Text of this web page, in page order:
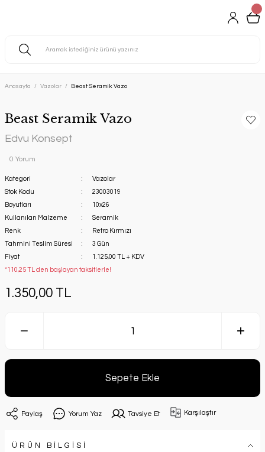
Anasayfa Vazolar Beast Seramik Vazo
Beast Seramik Vazo
Edvu Konsept
0 Yorum
Kategori
Vazolar
Stok Kodu
23003019
Boyutları
10x26
Kullanılan Malzeme
Seramik
Renk
Retro Kırmızı
Tahmini Teslim Süresi
3 Gün
Fiyat
1.125,00 TL + KDV
*110,25 TL den başlayan taksitlerle!
1.350,00 TL
Sepete Ekle
Paylaş Yorum Yaz Tavsiye Et Karşılaştır
ÜRÜN BİLGİSİ